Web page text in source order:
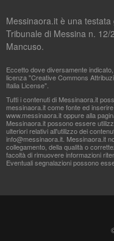
Messinaora.it è una
Tribunale di Messina n.
Mancuso.
Eccetto dove diversamente
licenza "Creative Commons
Italia License".
Tutti i contenuti di Messinaora.it
messinaora.it come fonte ed
www.messinaora.it oppure alla
Messinaora.it possono essere
ulteriori relativi all'utilizzo dei
info@messinaora.it. Messinaora.it
collegamento, della qualità o
facoltà di rimuovere informazioni
Eventuali segnalazioni possono